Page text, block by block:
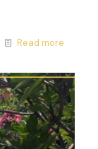
Read more